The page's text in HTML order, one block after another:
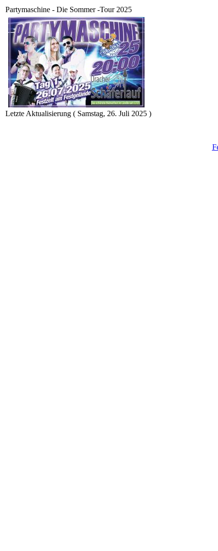
Partymaschine - Die Sommer -Tour 2025
Letzte Aktualisierung ( Samstag, 26. Juli 2025 )